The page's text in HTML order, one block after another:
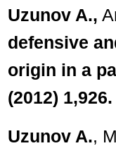
Uzunov A.,
defensive
origin in a
(2012) 1,926.
Uzunov A.,